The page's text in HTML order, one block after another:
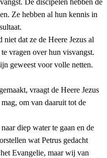
De discipelen hebben de
Ze hebben al hun kennis in
dat ze de Heere Jezus al
vragen over hun visvangst.
geweest voor volle netten.
vraagt de Heere Jezus
om van daaruit tot de
diep water te gaan en de
wat Petrus gedacht
Evangelie, maar wij van